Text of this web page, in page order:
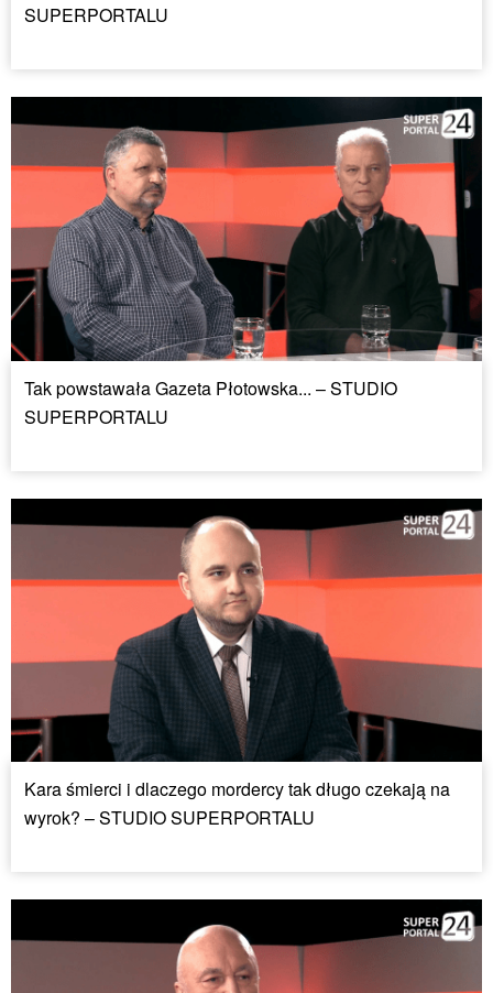
SUPERPORTALU
Tak powstawała Gazeta Płotowska... – STUDIO
SUPERPORTALU
Kara śmierci i dlaczego mordercy tak długo czekają na
wyrok? – STUDIO SUPERPORTALU